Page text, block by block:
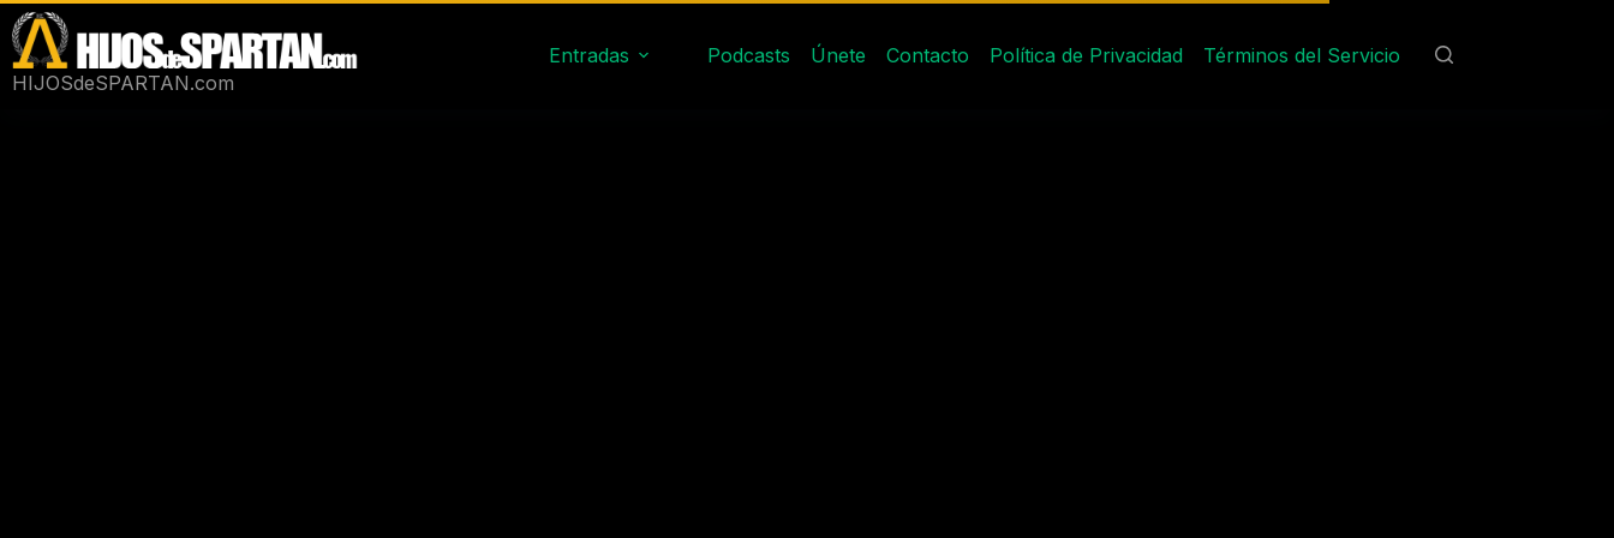
Saltar
al
contenido
HIJOSdeSPARTAN.com
Entradas Podcasts Únete Contacto Política de Privacidad Términos del Servicio